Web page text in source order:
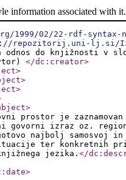
information associated with
1999/02/22-rdf-syntax-
repozitorij.uni-lj.si/
odnos do knjižnosti v
</dc:creator>
>
>
>
>
prostor je
govorni izraz oz.
najbolj samosvoj
ter konkretnih
jezika. </
>